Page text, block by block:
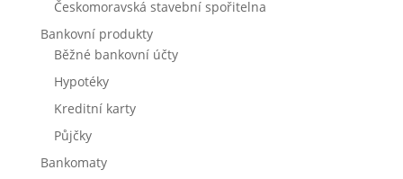
Českomoravská stavební spořitelna
Bankovní produkty
Běžné bankovní účty
Hypotéky
Kreditní karty
Půjčky
Bankomaty